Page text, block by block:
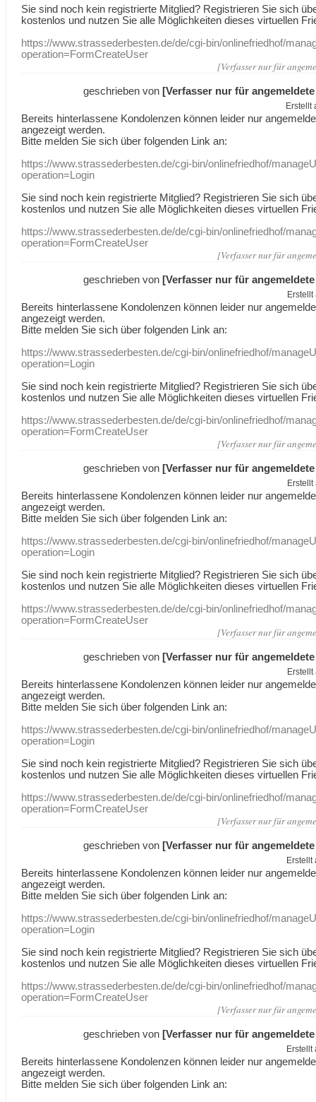
Sie sind noch kein registrierte Mitglied? Registrieren Sie sich
kostenlos und nutzen Sie alle Möglichkeiten dieses virtuellen
https://www.strassederbesten.de/de/cgi-bin/onlinefriedhof/
operation=FormCreateUser
[Verfasser nur für
geschrieben von [Verfasser nur für
Erstellt
Bereits hinterlassene Kondolenzen können leider nur
angezeigt werden.
Bitte melden Sie sich über folgenden Link an:
https://www.strassederbesten.de/cgi-bin/onlinefriedhof/
operation=Login
Sie sind noch kein registrierte Mitglied? Registrieren Sie sich
kostenlos und nutzen Sie alle Möglichkeiten dieses virtuellen
https://www.strassederbesten.de/de/cgi-bin/onlinefriedhof/
operation=FormCreateUser
[Verfasser nur für
geschrieben von [Verfasser nur für
Erstellt
Bereits hinterlassene Kondolenzen können leider nur
angezeigt werden.
Bitte melden Sie sich über folgenden Link an:
https://www.strassederbesten.de/cgi-bin/onlinefriedhof/
operation=Login
Sie sind noch kein registrierte Mitglied? Registrieren Sie sich
kostenlos und nutzen Sie alle Möglichkeiten dieses virtuellen
https://www.strassederbesten.de/de/cgi-bin/onlinefriedhof/
operation=FormCreateUser
[Verfasser nur für
geschrieben von [Verfasser nur für
Erstellt
Bereits hinterlassene Kondolenzen können leider nur
angezeigt werden.
Bitte melden Sie sich über folgenden Link an:
https://www.strassederbesten.de/cgi-bin/onlinefriedhof/
operation=Login
Sie sind noch kein registrierte Mitglied? Registrieren Sie sich
kostenlos und nutzen Sie alle Möglichkeiten dieses virtuellen
https://www.strassederbesten.de/de/cgi-bin/onlinefriedhof/
operation=FormCreateUser
[Verfasser nur für
geschrieben von [Verfasser nur für
Erstellt
Bereits hinterlassene Kondolenzen können leider nur
angezeigt werden.
Bitte melden Sie sich über folgenden Link an:
https://www.strassederbesten.de/cgi-bin/onlinefriedhof/
operation=Login
Sie sind noch kein registrierte Mitglied? Registrieren Sie sich
kostenlos und nutzen Sie alle Möglichkeiten dieses virtuellen
https://www.strassederbesten.de/de/cgi-bin/onlinefriedhof/
operation=FormCreateUser
[Verfasser nur für
geschrieben von [Verfasser nur für
Erstellt
Bereits hinterlassene Kondolenzen können leider nur
angezeigt werden.
Bitte melden Sie sich über folgenden Link an:
https://www.strassederbesten.de/cgi-bin/onlinefriedhof/
operation=Login
Sie sind noch kein registrierte Mitglied? Registrieren Sie sich
kostenlos und nutzen Sie alle Möglichkeiten dieses virtuellen
https://www.strassederbesten.de/de/cgi-bin/onlinefriedhof/
operation=FormCreateUser
[Verfasser nur für
geschrieben von [Verfasser nur für
Erstellt
Bereits hinterlassene Kondolenzen können leider nur
angezeigt werden.
Bitte melden Sie sich über folgenden Link an: